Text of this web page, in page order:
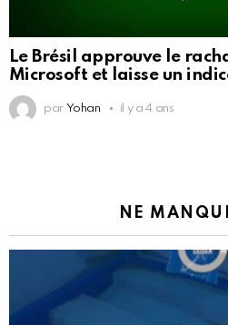
Le Brésil approuve le
Microsoft et laisse un
par Yohan il y a 4 ans
NE